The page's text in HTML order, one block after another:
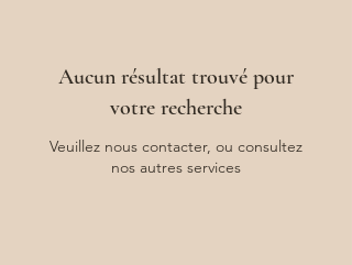
Aucun résultat trouvé pour
votre recherche
Veuillez nous contacter, ou consultez
nos autres services